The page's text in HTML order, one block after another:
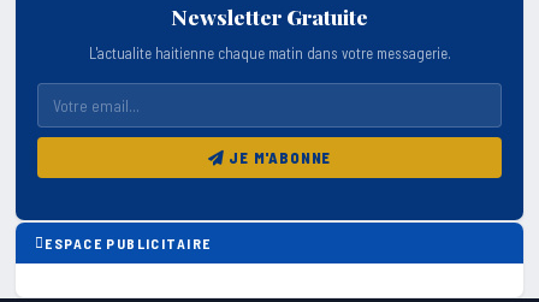
Newsletter Gratuite
L'actualite haitienne chaque matin dans votre messagerie.
JE M'ABONNE
ESPACE PUBLICITAIRE